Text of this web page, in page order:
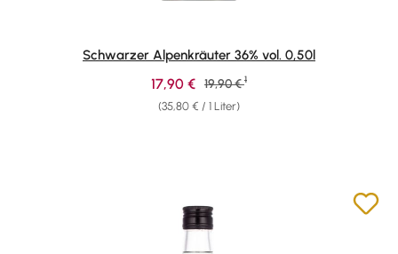
Schwarzer Alpenkräuter 36% vol. 0,50l
(35,80 € / 1 Liter)
Verkaufspreis:
17,90 € Regulärer Preis:
19,90 € 1